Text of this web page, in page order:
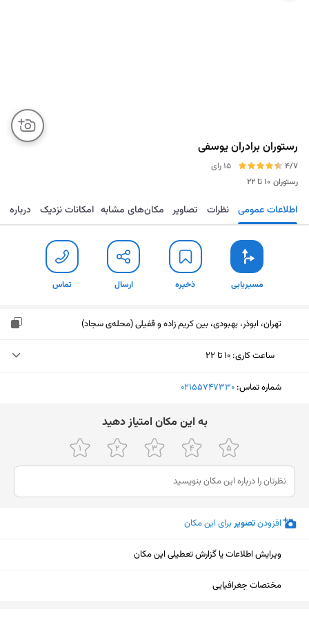
رستوران برادران یوسفی
4/7
15 رای
رستوران ۱۰ تا ۲۲
مسیریابی ذخیره ارسال تماس اطلاعات عمومی نظرات تصاویر مکان‌های مشابه امکانات نزدیک درباره
مسیریابی ذخیره ارسال تماس
تهران، ابوذر، بهبودی، بین کریم زاده و قفیلی (محله‌ی سجاد)
ساعت کاری: ۱۰ تا ۲۲
پنجشنبه (امروز)
یکشنبه
۱۰ تا ۲۲
دوشنبه
۱۰ تا ۲۲
سه‌شنبه
چهارشنبه
شماره تماس: ‎02155747330
ﺑﻪ اﯾﻦ ﻣﮑﺎن اﻣﺘﯿﺎز دﻫﯿﺪ
افزودنتصویربرای این مکان
ویرایش اطلاعات یا گزارش تعطیلی این مکان
مختصات جغرافیایی